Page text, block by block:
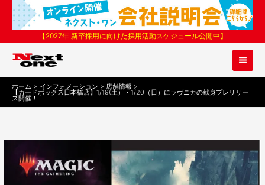
ス
【2027年 新卒採用に向けた採用活動スケジュール公開中】
ホーム インフォメーション 店舗情報
【カードボックス日本橋店】1/19(土）・1/20（日）にラヴニカの献身プレリリー
ス開催！